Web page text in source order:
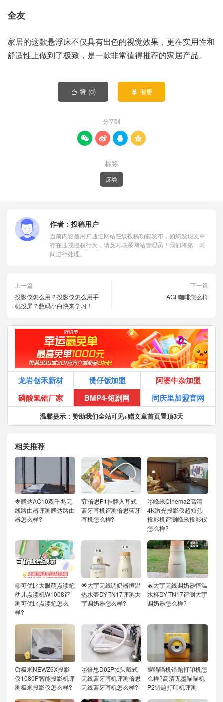
全友
家居的这款悬浮床不仅具有出色的视觉效果，更在实用性和
舒适性上做到了极致，是一款非常值得推荐的家居产品。
 赞 (0)  催更
分享到
   
标签
床类
作者： 投稿用户
当前内容是用户通过网站在线投稿功能发布，如您发现文章
存在违规侵权行为，请及时联系网站管理员！我们将第一时
间进行处理。
上一篇
投影仪怎么用？投影仪怎么用手
机投屏？数码小白快来学习！
下一篇
AGF咖啡怎么样
龙岩创禾新材 煲仔饭加盟
阿婆牛杂加盟
磷酸氢锆厂家
BMP4-短剧网 同庆里加盟官网
温馨提示：赞助我们全站可见+赠文章首页置顶3天
相关推荐
🌟腾达AC10双千兆无
线路由器评测腾达路由
器怎么样?
🏆倍思P1挂脖入耳式
蓝牙耳机评测倍思蓝牙
耳机怎么样?
🥇峰米Cinema2高清
4K激光投影仪超短焦
投影机评测峰米投影仪
怎么样?
㊙️可优比大眼萌点读笔
幼儿点读机W1008评
测可优比点读笔怎么
样?
🌟大宇无线调奶器恒温
热水壶DY-TN17评测大
宇调奶器怎么样?
🔥大宇无线调奶器恒温
水杯DY-TN17评测大宇
调奶器怎么样?
💞极米NEWZ6X投影
仪1080P智能投影机评
测极米投影仪怎么样?
🥉倍思D02Pro头戴式
无线蓝牙耳机评测倍思
无线蓝牙耳机怎么样?
💯喵喵机错题打印机怎
么样?高清无墨喵喵机
P2错题打印机评测